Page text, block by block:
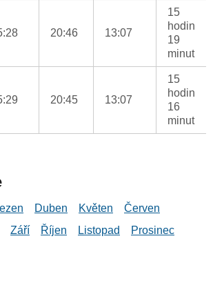
20:46 13:07
15
hodin
19
minut
20:45 13:07
15
hodin
16
minut
Duben Květen
Červen
Září Říjen Listopad Prosinec